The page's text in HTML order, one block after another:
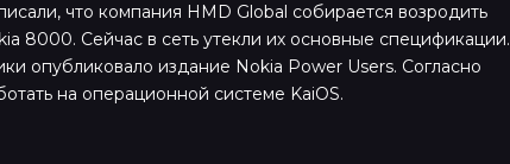
что компания HMD Global собирается возродить
8000. Сейчас в сеть утекли их основные спецификации.
опубликовало издание Nokia Power Users. Согласно
на операционной системе KaiOS.